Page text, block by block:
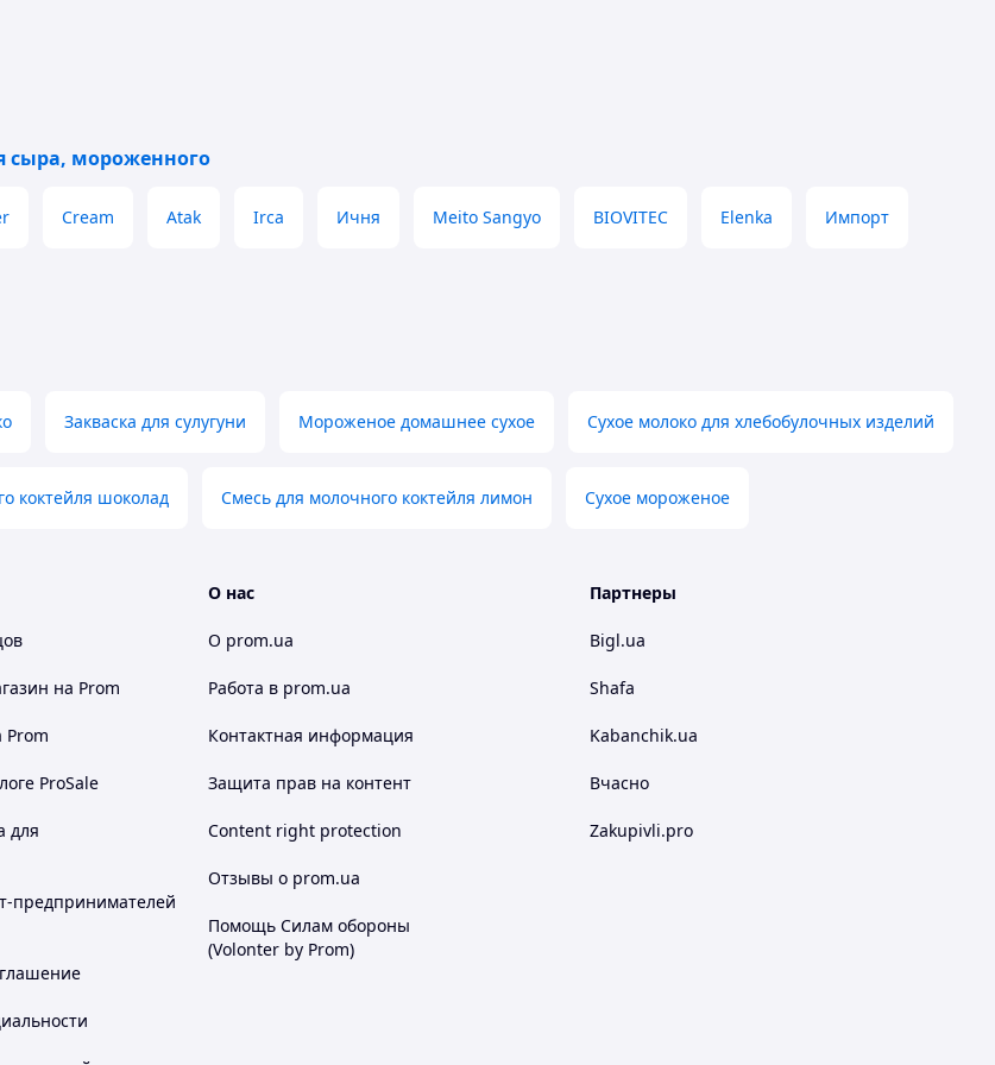
сыра, мороженного
Cream Atak Irca Ичня Meito Sangyo BIOVITEC Elenka Импорт
Закваска для сулугуни Мороженое домашнее сухое Сухое молоко для хлебобулочных изделий
коктейля шоколад Смесь для молочного коктейля лимон Сухое мороженое
на Prom
Prom
ProSale
для
предпринимателей
О нас
О prom.ua
Работа в prom.ua
Контактная информация
Защита прав на контент
Content right protection
Отзывы о prom.ua
Помощь Силам обороны
(Volonter by Prom)
Партнеры
Bigl.ua
Shafa
Kabanchik.ua
Вчасно
Zakupivli.pro